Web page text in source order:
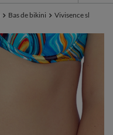
Bas de bikini Vivisence slip de